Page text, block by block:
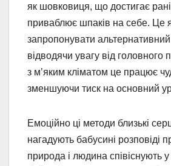
як шовковиця, що достигає
приваблює шпаків на себе. Це
запропонувати альтернативний
відводячи увагу від головного
з м’яким кліматом це працює
зменшуючи тиск на основний
Емоційно ці методи близькі
нагадують бабусині розповіді
природа і людина співіснують у